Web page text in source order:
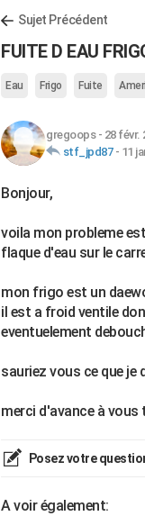
Sujet Précédent
FUITE D EAU
Eau Frigo Fuite
gregoops- 28 févr.
stf_jpd87- 11
Bonjour,
voila mon probleme
flaque d'eau sur le
mon frigo est un
il est a froid ventile
eventuelement
sauriez vous ce que je
merci d'avance à
Posez votre
A voir également: